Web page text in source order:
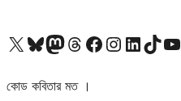
আমাদের X (আগের টুইটার) অ্যাকাউন্টে যানআমাদের Bluesky অ্যাকাউন্টটি দেখুনআমাদের মাস্টোডন অ্যাকাউন্টটি দেখুনআমাদের থ্রেডস অ্যাকাউন্টটি দেখুনআমাদের ফেসবুক পেজ দেখুনআমাদের ইন্সটাগ্রাম অ্যাকাউন্ট দেখুনআমাদের লিঙ্কডইন অ্যাকাউন্টে যানআমাদের TikTok অ্যাকাউন্টটি দেখুনআমাদের ইউটিউব চ্যানেলে যান
কোড কবিতার মত ।